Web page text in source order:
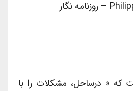
« درساحل، مشکلات را با